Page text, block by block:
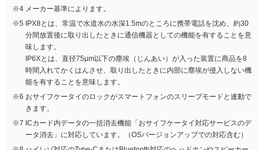
メーカー基準によります。
IPX8とは、常温で水道水の水深1.5mのところに携帯電話を沈め、約30
分間放置後に取り出したときに通信機器としての機能を有することを意
味します。
IP6Xとは、直径75µm以下の塵埃（じんあい）が入った装置に商品を8
時間入れてかくはんさせ、取り出したときに内部に塵埃が侵入しない機
能を有することを意味します。
おサイフケータイのロックがスマートフォンのスリープモードと連動で
きます。
ICカード内データの一括消去機能「おサイフケータイ対応サービスのデ
ータ消去」に対応しています。（OSバージョンアップでの対応含む）